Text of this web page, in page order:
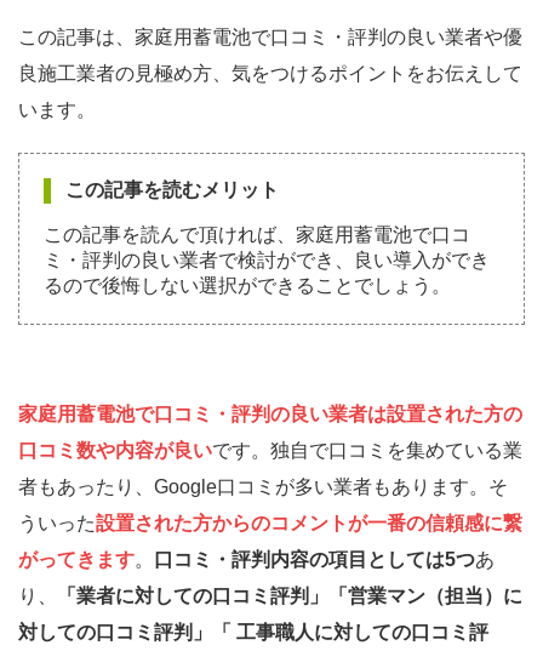
この記事は、家庭用蓄電池で口コミ・評判の良い業者や優
良施工業者の見極め方、気をつけるポイントをお伝えして
います。
この記事を読むメリット
この記事を読んで頂ければ、家庭用蓄電池で口コ
ミ・評判の良い業者で検討ができ、良い導入ができ
るので後悔しない選択ができることでしょう。
家庭用蓄電池で口コミ・評判の良い業者は設置された方の
口コミ数や内容が良いです。独自で口コミを集めている業
者もあったり、Google口コミが多い業者もあります。そ
ういった設置された方からのコメントが一番の信頼感に繋
がってきます。 口コミ・評判内容の項目としては5つあ
り、
「業者に対しての口コミ評判」「営業マン（担当）に
対しての口コミ評判」「 工事職人に対しての口コミ評